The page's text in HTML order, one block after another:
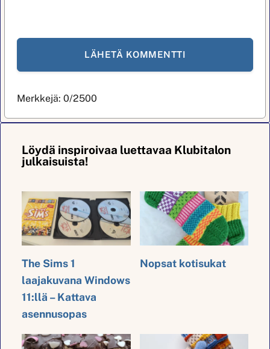
Merkkejä:0/2500
Löydä inspiroivaa luettavaa Klubitalon
julkaisuista!
The Sims 1
laajakuvana Windows
11:llä – Kattava
asennusopas
Nopsat kotisukat